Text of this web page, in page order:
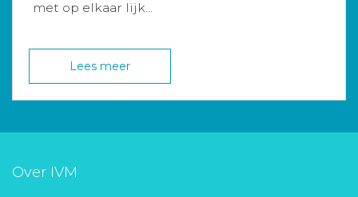
met op elkaar lijk...
Lees meer
Over IVM